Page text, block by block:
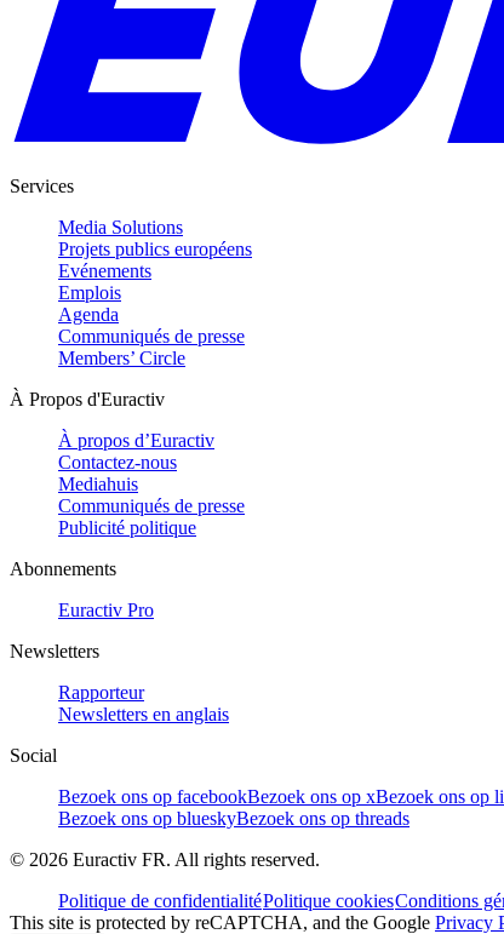
Services
Media Solutions
Projets publics européens
Evénements
Emplois
Agenda
Communiqués de presse
Members’ Circle
À Propos d'Euractiv
À propos d’Euractiv
Contactez-nous
Mediahuis
Communiqués de presse
Publicité politique
Abonnements
Euractiv Pro
Newsletters
Rapporteur
Newsletters en anglais
Social
Bezoek ons op facebookBezoek ons op xBezoek ons op
Bezoek ons op blueskyBezoek ons op threads
© 2026 Euractiv FR. All rights reserved.
Politique de confidentialitéPolitique cookiesConditions
This site is protected by reCAPTCHA, and the Google Privacy